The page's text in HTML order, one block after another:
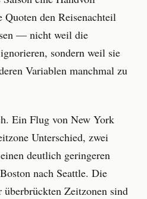
den Reisenachteil
— nicht weil die
sondern weil sie
Variablen manchmal zu
Ein Flug von New York
Unterschied, zwei
deutlich geringeren
nach Seattle. Die
Zeitzonen sind